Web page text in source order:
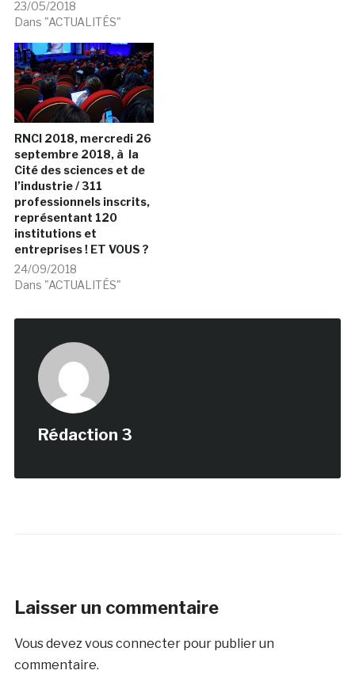
23/05/2018
Dans "ACTUALITÉS"
RNCI 2018, mercredi 26
septembre 2018, à la
Cité des sciences et de
l’industrie / 311
professionnels inscrits,
représentant 120
institutions et
entreprises ! ET VOUS ?
24/09/2018
Dans "ACTUALITÉS"
Rédaction 3
Laisser un commentaire
Vous devez vous connecterpour publier un
commentaire.